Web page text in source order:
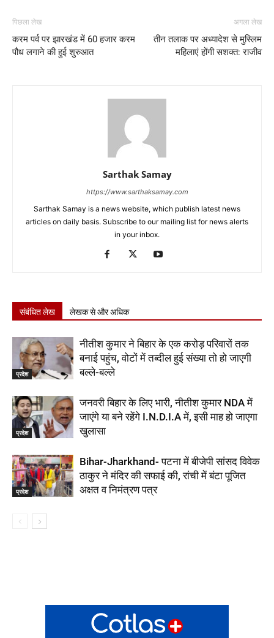
पिछला लेख
करम पर्व पर झारखंड में 60 हजार करम
पौध लगाने की हुई शुरुआत
अगला लेख
तीन तलाक पर अध्यादेश से मुस्लिम
महिलाएं होंगी सशक्त: राजीव
Sarthak Samay
https://www.sarthaksamay.com
Sarthak Samay is a news website, which publish latest news
articles on daily basis. Subscribe to our mailing list for news alerts
in your inbox.
संबंधित लेख लेखक से और अधिक
प्रदेश
नीतीश कुमार ने बिहार के एक करोड़ परिवारों तक
बनाई पहुंच, वोटों में तब्दील हुई संख्या तो हो जाएगी
बल्ले-बल्ले
प्रदेश
जनवरी बिहार के लिए भारी, नीतीश कुमार NDA में
जाएंगे या बने रहेंगे I.N.D.I.A में, इसी माह हो जाएगा
खुलासा
प्रदेश
Bihar-Jharkhand- पटना में बीजेपी सांसद विवेक
ठाकुर ने मंदिर की सफाई की, रांची में बंटा पूजित
अक्षत व निमंत्रण पत्र